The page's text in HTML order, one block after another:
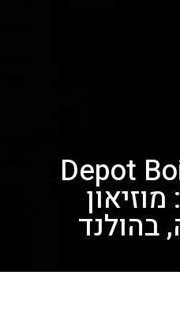
Depot
Beuningen: מוזיאון
בהולנד